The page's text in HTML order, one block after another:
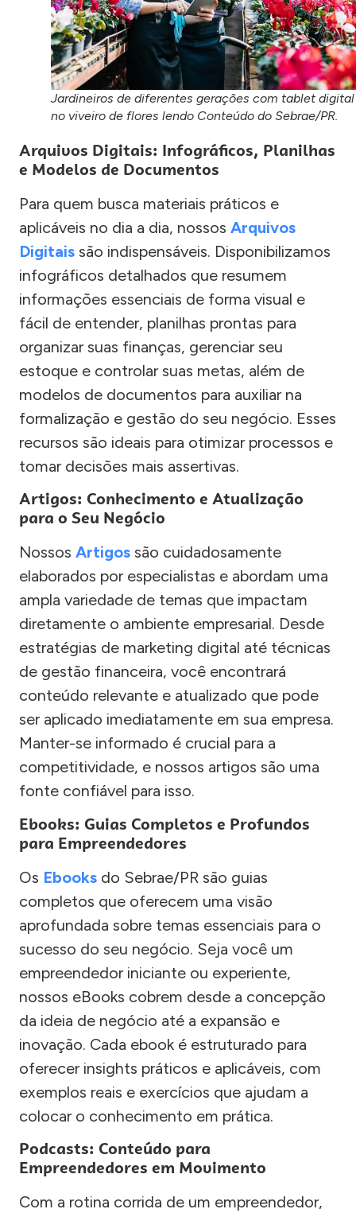
Jardineiros de diferentes gerações com tablet digital
no viveiro de flores lendo Conteúdo do Sebrae/PR.
Arquivos Digitais: Infográficos, Planilhas
e Modelos de Documentos
Para quem busca materiais práticos e
aplicáveis no dia a dia, nossos Arquivos
Digitais são indispensáveis. Disponibilizamos
infográficos detalhados que resumem
informações essenciais de forma visual e
fácil de entender, planilhas prontas para
organizar suas finanças, gerenciar seu
estoque e controlar suas metas, além de
modelos de documentos para auxiliar na
formalização e gestão do seu negócio. Esses
recursos são ideais para otimizar processos e
tomar decisões mais assertivas.
Artigos: Conhecimento e Atualização
para o Seu Negócio
Nossos Artigos são cuidadosamente
elaborados por especialistas e abordam uma
ampla variedade de temas que impactam
diretamente o ambiente empresarial. Desde
estratégias de marketing digital até técnicas
de gestão financeira, você encontrará
conteúdo relevante e atualizado que pode
ser aplicado imediatamente em sua empresa.
Manter-se informado é crucial para a
competitividade, e nossos artigos são uma
fonte confiável para isso.
Ebooks: Guias Completos e Profundos
para Empreendedores
Os Ebooks do Sebrae/PR são guias
completos que oferecem uma visão
aprofundada sobre temas essenciais para o
sucesso do seu negócio. Seja você um
empreendedor iniciante ou experiente,
nossos eBooks cobrem desde a concepção
da ideia de negócio até a expansão e
inovação. Cada ebook é estruturado para
oferecer insights práticos e aplicáveis, com
exemplos reais e exercícios que ajudam a
colocar o conhecimento em prática.
Podcasts: Conteúdo para
Empreendedores em Movimento
Com a rotina corrida de um empreendedor,